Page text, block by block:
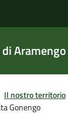
Aramengo
Il nostro territorio
Gonengo